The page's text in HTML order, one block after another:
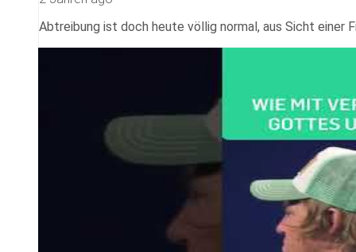
Abtreibung ist doch heute völlig normal, aus Sicht einer